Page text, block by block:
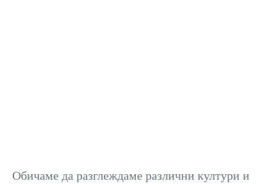
Обичаме да разглеждаме различни култури и